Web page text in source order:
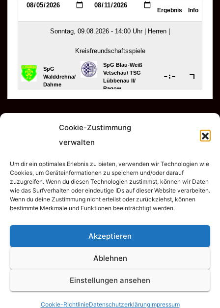
Cookie-Zustimmung
verwalten
Um dir ein optimales Erlebnis zu bieten, verwenden wir Technologien wie
Cookies, um Geräteinformationen zu speichern und/oder darauf
zuzugreifen. Wenn du diesen Technologien zustimmst, können wir Daten
wie das Surfverhalten oder eindeutige IDs auf dieser Website verarbeiten.
Wenn du deine Zustimmung nicht erteilst oder zurückziehst, können
bestimmte Merkmale und Funktionen beeinträchtigt werden.
Akzeptieren
Ablehnen
Einstellungen ansehen
Cookie-RichtlinieDatenschutzerklärungImpressum
TSV Empor Dahme e.V.
Stolz präsentiert von WordPress
Themeansar
Cookie-Richtlinie (EU)Datenschutzerklärung